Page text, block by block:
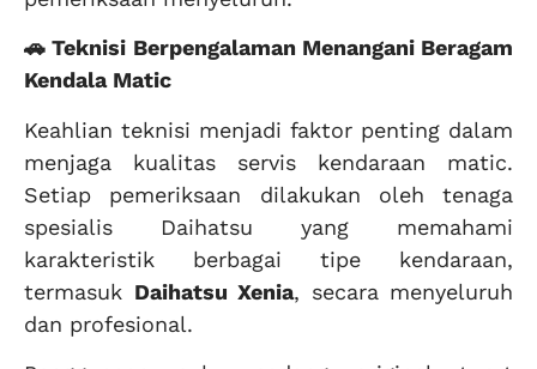
🚗 Teknisi Berpengalaman Menangani Beragam
Kendala Matic
Keahlian teknisi menjadi faktor penting dalam
menjaga kualitas servis kendaraan matic.
Setiap pemeriksaan dilakukan oleh tenaga
spesialis Daihatsu yang memahami
karakteristik berbagai tipe kendaraan,
termasuk Daihatsu Xenia, secara menyeluruh
dan profesional.